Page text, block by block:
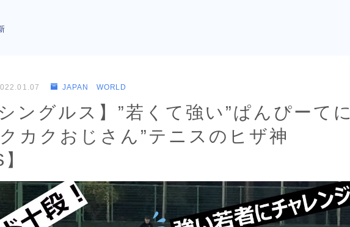
JAPAN WORLD
ングルス】”若くて強い”ぱんぴーてに
カクおじさん”テニスのヒザ神